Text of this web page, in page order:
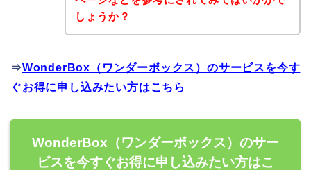
しょうか？
⇒WonderBox（ワンダーボックス）のサービスを今す
ぐお得に申し込みたい方はこちら
WonderBox（ワンダーボックス）のサー
ビスを今すぐお得に申し込みたい方はこ